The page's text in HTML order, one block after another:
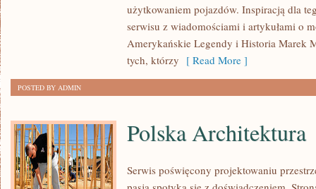
użytkowaniem pojazdów. Inspiracją dla
serwisu z wiadomościami i artykułami o
Amerykańskie Legendy i Historia Marek
tych, którzy [ Read More ]
POSTED BY ADMIN
Polska Architektura
Serwis poświęcony projektowaniu